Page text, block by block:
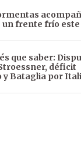
un frente frío este
que saber:
déficit
y Bataglia por